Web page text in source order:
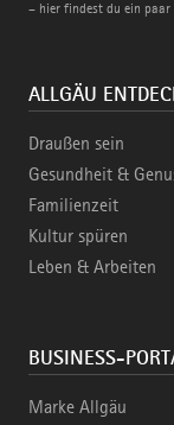
– hier findest du ein paar
ALLGÄU
Draußen sein
Gesundheit &
Familienzeit
Kultur spüren
Leben & Arbeiten
BUSINESS-
Marke Allgäu